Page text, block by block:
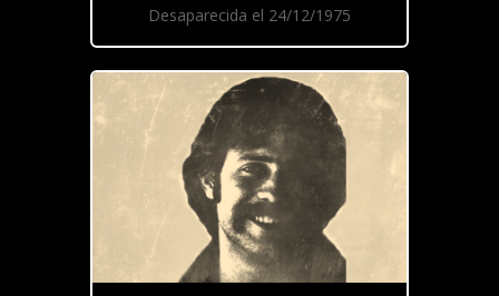
Desaparecida el 24/12/1975